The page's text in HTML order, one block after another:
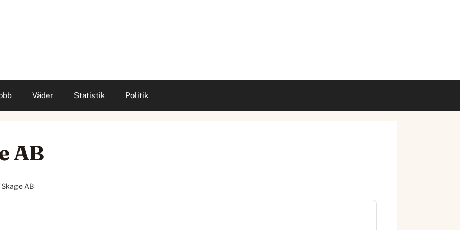
Väder Statistik Politik
AB
AB